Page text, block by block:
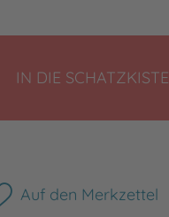
IN DIE SCHATZKISTE
Auf den Merkzettel